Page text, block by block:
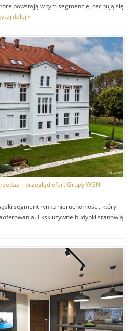
powstają w tym segmencie, cechują się
dalej »
– przegląd ofert Grupy WGN
segment rynku nieruchomości, który
Ekskluzywne budynki stanowią